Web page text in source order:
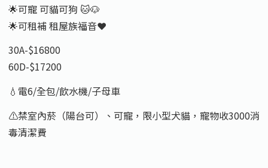
🌟可寵 可貓可狗 🐱🐶
🌟可租補 租屋族福音❤️
30A-$16800
60D-$17200
💧電6/全包/飲水機/子母車
⚠️禁室內菸（陽台可）、可寵，限小型犬貓，寵物收3000消
毒清潔費